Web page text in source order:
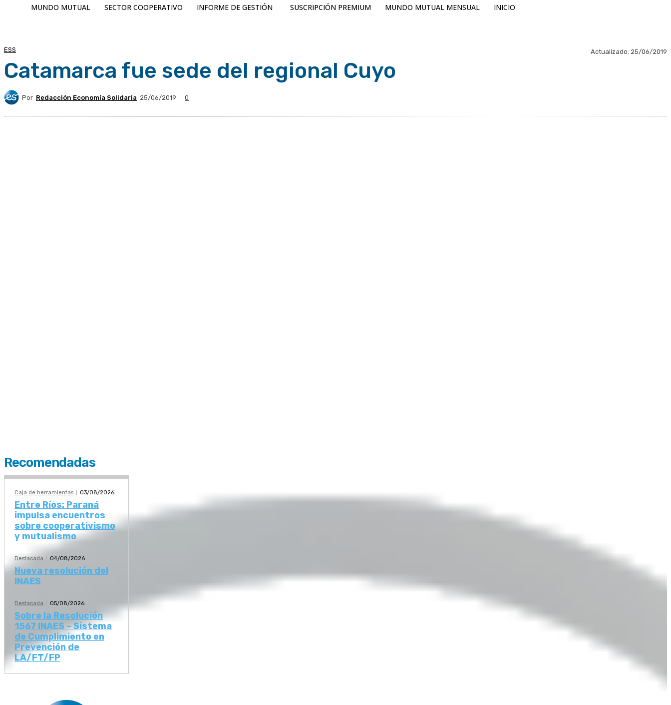
MUNDO MUTUAL SECTOR COOPERATIVO INFORME DE GESTIÓN SUSCRIPCIÓN PREMIUM MUNDO MUTUAL MENSUAL INICIO
ESS Actualizado: 25/06/2019
Catamarca fue sede del regional Cuyo
Por Redacción Economía Solidaria 25/06/2019 0
Recomendadas
Caja de herramientas 03/08/2026
Entre Ríos: Paraná
impulsa encuentros
sobre cooperativismo
y mutualismo
Destacada 04/08/2026
Nueva resolución del
INAES
Destacada 05/08/2026
Sobre la Resolución
1567 INAES – Sistema
de Cumplimiento en
Prevención de
LA/FT/FP